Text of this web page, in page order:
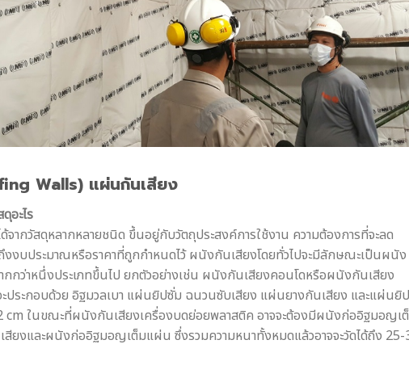
Walls) แผ่นกันเสียง
อะไร
ากวัสดุหลากหลายชนิด ขึ้นอยู่กับวัตถุประสงค์การใช้งาน ความต้องการที่จะลด
งงบประมาณหรือราคาที่ถูกกำหนดไว้ ผนังกันเสียงโดยทั่วไปจะมีลักษณะเป็นผนัง
กว่าหนึ่งประเภทขึ้นไป ยกตัวอย่างเช่น ผนังกันเสียงคอนโดหรือผนังกันเสียง
ประกอบด้วย อิฐมวลเบา แผ่นยิปซั่ม ฉนวนซับเสียง แผ่นยางกันเสียง และแผ่นยิ
cm ในขณะที่ผนังกันเสียงเครื่องบดย่อยพลาสติค อาจจะต้องมีผนังก่ออิฐมอญเ
งและผนังก่ออิฐมอญเต็มแผ่น ซึ่งรวมความหนาทั้งหมดแล้วอาจจะวัดได้ถึง 25-